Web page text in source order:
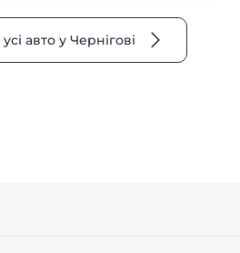
авто у Чернігові